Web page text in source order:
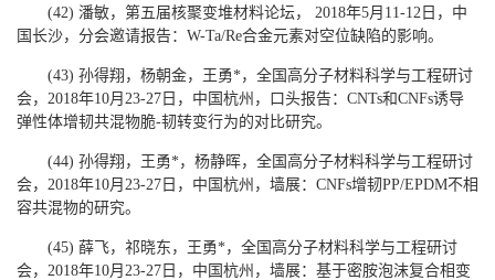
(42) 潘敏，第五届核聚变堆材料论坛， 2018年5月11-12日，中
国长沙，分会邀请报告：W-Ta/Re合金元素对空位缺陷的影响。
(43) 孙得翔，杨朝金，王勇*，全国高分子材料科学与工程研讨
会，2018年10月23-27日，中国杭州，口头报告：CNTs和CNFs诱导
弹性体增韧共混物脆-韧转变行为的对比研究。
(44) 孙得翔，王勇*，杨静晖，全国高分子材料科学与工程研讨
会，2018年10月23-27日，中国杭州，墙展：CNFs增韧PP/EPDM不相
容共混物的研究。
(45) 薛飞，祁晓东，王勇*，全国高分子材料科学与工程研讨
会，2018年10月23-27日，中国杭州，墙展：基于密胺泡沫复合相变